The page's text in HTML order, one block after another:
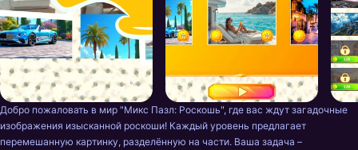
Добро пожаловать в мир "Микс Пазл: Роскошь", где вас ждут загадочные
изображения изысканной роскоши! Каждый уровень предлагает
перемешанную картинку, разделённую на части. Ваша задача –